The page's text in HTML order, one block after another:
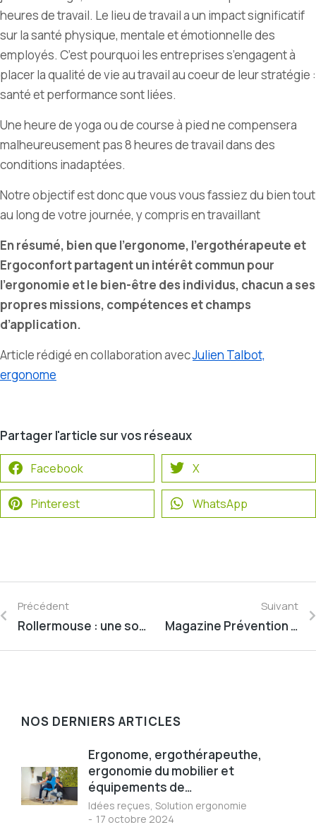
heures de travail. Le lieu de travail a un impact significatif
sur la santé physique, mentale et émotionnelle des
employés. C’est pourquoi les entreprises s’engagent à
placer la qualité de vie au travail au coeur de leur stratégie :
santé et performance sont liées.
Une heure de yoga ou de course à pied ne compensera
malheureusement pas 8 heures de travail dans des
conditions inadaptées.
Notre objectif est donc que vous vous fassiez du bien tout
au long de votre journée, y compris en travaillant
En résumé, bien que l’ergonome, l’ergothérapeute et
Ergoconfort partagent un intérêt commun pour
l’ergonomie et le bien-être des individus, chacun a ses
propres missions, compétences et champs
d’application.
Article rédigé en collaboration avecJulien Talbot,
ergonome
Partager l'article sur vos réseaux
Facebook X
Pinterest WhatsApp
Précédent
Rollermouse : une souris pas comme les autres !
Suivant
Magazine Prévention Réunion
NOS DERNIERS ARTICLES
Ergonome, ergothérapeuthe,
ergonomie du mobilier et
équipements de…
Idées reçues, Solution ergonomie
17 octobre 2024